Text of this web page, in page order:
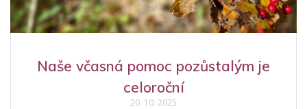
Naše včasná pomoc pozůstalým je
celoroční
20. 10. 2025